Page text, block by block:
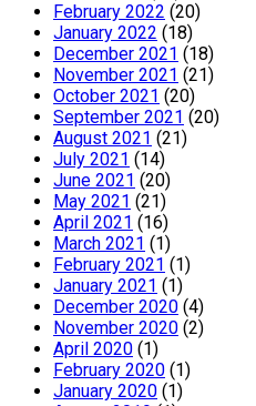
February 2022 (20)
January 2022 (18)
December 2021 (18)
November 2021 (21)
October 2021 (20)
September 2021 (20)
August 2021 (21)
July 2021 (14)
June 2021 (20)
May 2021 (21)
April 2021 (16)
March 2021 (1)
February 2021 (1)
January 2021 (1)
December 2020 (4)
November 2020 (2)
April 2020 (1)
February 2020 (1)
January 2020 (1)